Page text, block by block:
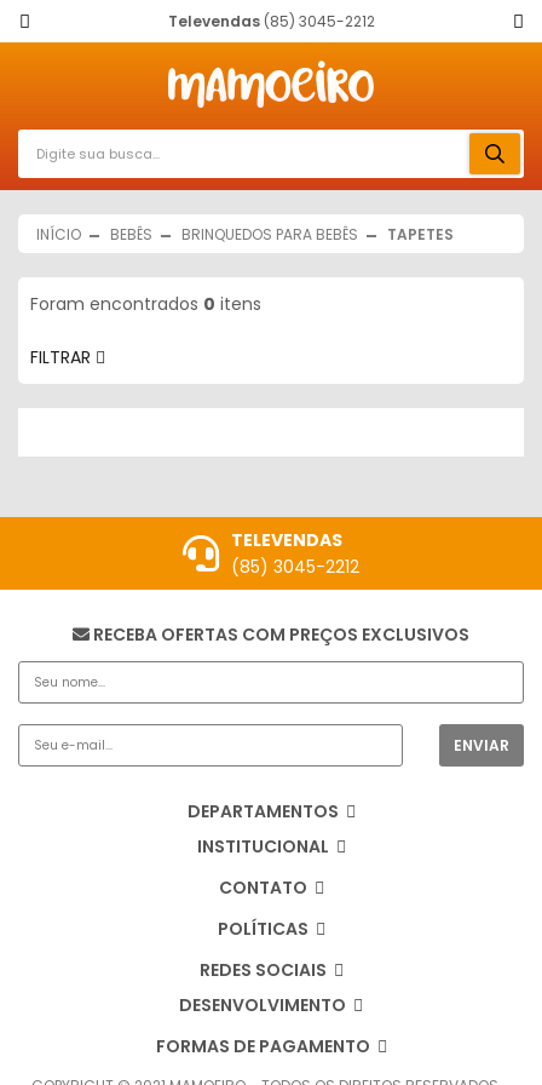
Televendas(85) 3045-2212
INÍCIO BEBÊS BRINQUEDOS PARA BEBÊS TAPETES
Foram encontrados 0 itens
FILTRAR
TELEVENDAS
(85) 3045-2212
RECEBA OFERTAS COM PREÇOS EXCLUSIVOS
DEPARTAMENTOS
INSTITUCIONAL
CONTATO
POLÍTICAS
REDES SOCIAIS
DESENVOLVIMENTO
FORMAS DE PAGAMENTO